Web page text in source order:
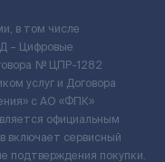
в том числе
– Цифровые
№ ЦПР-1282
услуг и Договора
c АО «ФПК»
официальным
включает сервисный
подтверждения покупки.